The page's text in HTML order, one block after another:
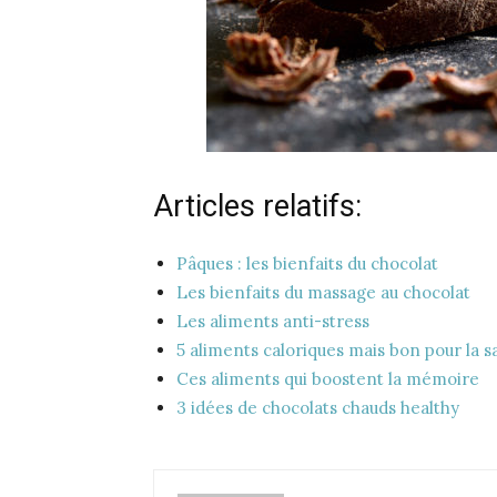
Articles relatifs:
Pâques : les bienfaits du chocolat
Les bienfaits du massage au chocolat
Les aliments anti-stress
5 aliments caloriques mais bon pour la
Ces aliments qui boostent la mémoire
3 idées de chocolats chauds healthy